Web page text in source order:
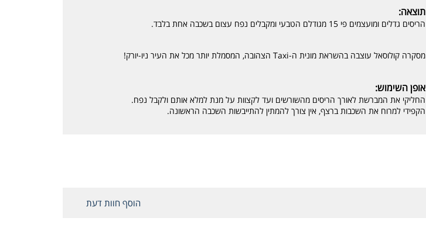
תוצאה:
הריסים גדלים ומועצמים פי 15 מגודלם הטבעי ומקבלים נפח עצום בשכבה אחת בלבד.
מסקרה קולוסאל עוצבה בהשראת מונית ה-Taxi הצהובה, המסמלת יותר מכל את העיר ניו-יורק!
אופן השימוש:
החליקי את המברשת לאורך הריסים מהשורשים ועד לקצוות על מנת למלא אותם ולקבל נפח.
הקפידי למרוח את השכבות ברצף, אין צורך להמתין להתייבשות השכבה הראשונה.
הוסף חוות דעת